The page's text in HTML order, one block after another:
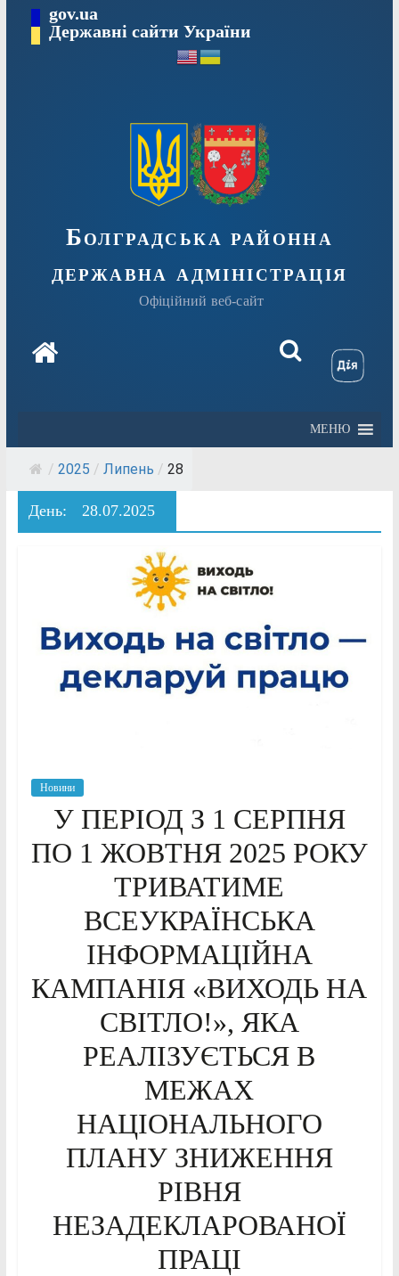
Перейтиgov.ua
Державні сайти України
Болградська районна
державна адміністрація
Офіційний веб-сайт
МЕНЮ
/ 2025 / Липень / 28
День: 28.07.2025
Новини
У ПЕРІОД З 1 СЕРПНЯ
ПО 1 ЖОВТНЯ 2025 РОКУ
ТРИВАТИМЕ
ВСЕУКРАЇНСЬКА
ІНФОРМАЦІЙНА
КАМПАНІЯ «ВИХОДЬ НА
СВІТЛО!», ЯКА
РЕАЛІЗУЄТЬСЯ В
МЕЖАХ
НАЦІОНАЛЬНОГО
ПЛАНУ ЗНИЖЕННЯ
РІВНЯ
НЕЗАДЕКЛАРОВАНОЇ
ПРАЦІ